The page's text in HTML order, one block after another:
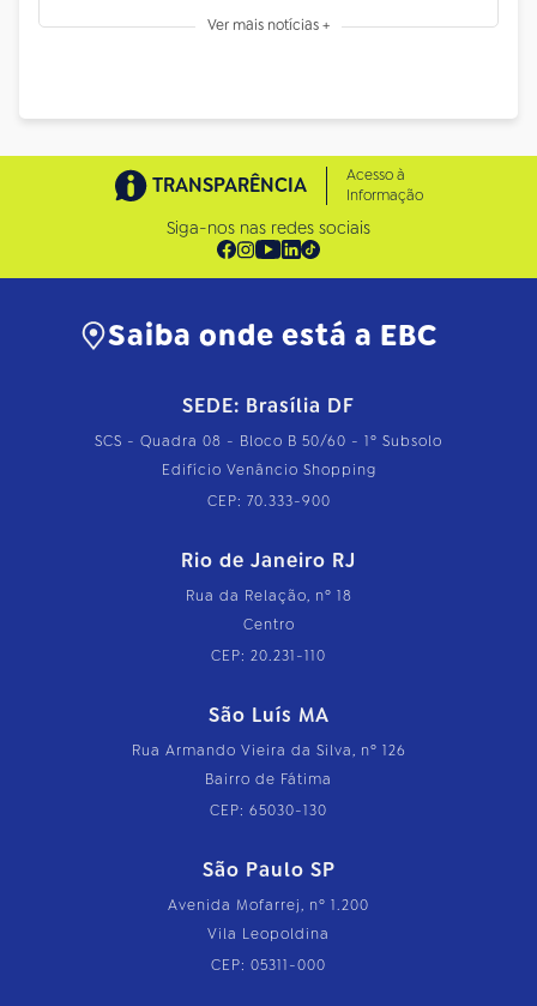
Ver mais notícias +
TRANSPARÊNCIA
Acesso à
Informação
Siga-nos nas redes sociais
Saiba onde está a EBC
SEDE: Brasília DF
SCS - Quadra 08 - Bloco B 50/60 - 1º Subsolo
Edifício Venâncio Shopping
CEP: 70.333-900
Rio de Janeiro RJ
Rua da Relação, nº 18
Centro
CEP: 20.231-110
São Luís MA
Rua Armando Vieira da Silva, nº 126
Bairro de Fátima
CEP: 65030-130
São Paulo SP
Avenida Mofarrej, nº 1.200
Vila Leopoldina
CEP: 05311-000